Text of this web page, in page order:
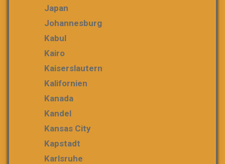
Japan
Johannesburg
Kabul
Kairo
Kaiserslautern
Kalifornien
Kanada
Kandel
Kansas City
Kapstadt
Karlsruhe